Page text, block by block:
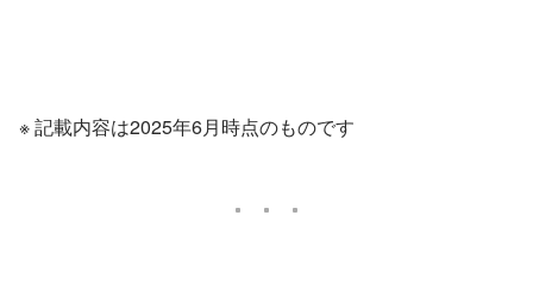
※ 記載内容は2025年6月時点のものです